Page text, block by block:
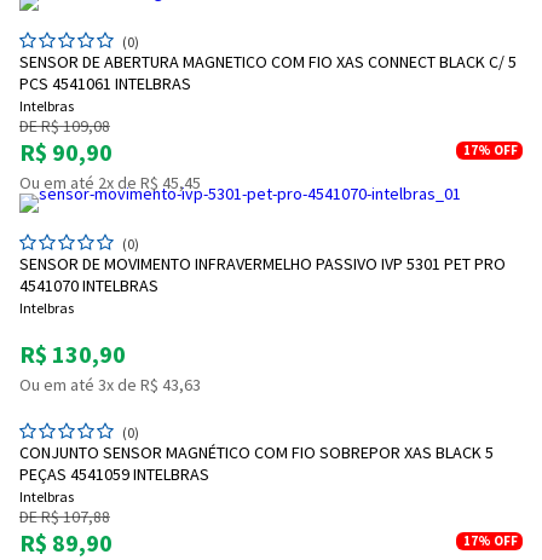
(0)
SENSOR DE ABERTURA MAGNETICO COM FIO XAS CONNECT BLACK C/ 5
PCS 4541061 INTELBRAS
Intelbras
DE R$ 109,08
R$ 90,90 17% OFF
Ou em até 2x de R$ 45,45
(0)
SENSOR DE MOVIMENTO INFRAVERMELHO PASSIVO IVP 5301 PET PRO
4541070 INTELBRAS
Intelbras
R$ 130,90
Ou em até 3x de R$ 43,63
(0)
CONJUNTO SENSOR MAGNÉTICO COM FIO SOBREPOR XAS BLACK 5
PEÇAS 4541059 INTELBRAS
Intelbras
DE R$ 107,88
R$ 89,90 17% OFF